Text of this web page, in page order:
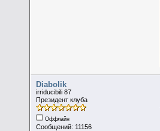
Diabolik
irriducibili 87
Президент клуба
Оффлайн
Сообщений: 11156